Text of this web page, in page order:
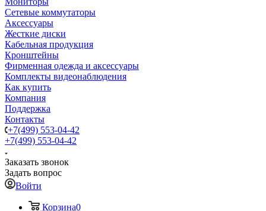
Сетевые коммутаторы
Аксессуары
Жесткие диски
Кабельная продукция
Кронштейны
Фирменная одежда и аксессуары
Комплекты видеонаблюдения
Как купить
Компания
Поддержка
Контакты
+7(499) 553-04-42
+7(499) 553-04-42
Заказать звонок
Задать вопрос
Войти
Корзина0